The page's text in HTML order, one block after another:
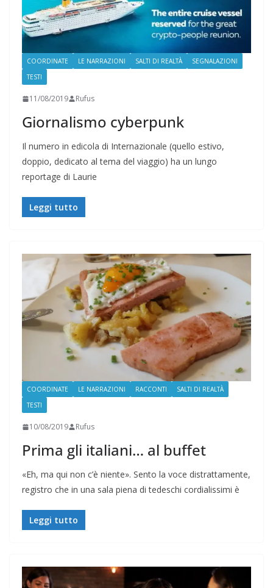
COORDINATE LE NARRAZIONI SALTI DI REALTÀ
SEGNALAZIONI
TESTI
11/08/2019 Rufus
Giornalismo cyberpunk
Il numero in edicola di Internazionale (quello estivo,
doppio, dedicato al tema del viaggio) ha un lungo
reportage di Laurie
Leggi tutto
COORDINATE LE NARRAZIONI RACCONTI
SALTI DI REALTÀ
TESTI
10/08/2019 Rufus
Prima gli italiani… al buffet
«Eh, ma qui non c’è niente». Sento la voce distrattamente,
registro che in una sala piena di tedeschi cordialissimi è
Leggi tutto